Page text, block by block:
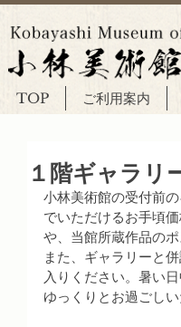
TOP ご利用案内
１階ギャラリ
小林美術館の受付前
でいただけるお手頃
や、当館所蔵作品の
また、ギャラリーと
入りください。暑い
ゆっくりとお過ごしい